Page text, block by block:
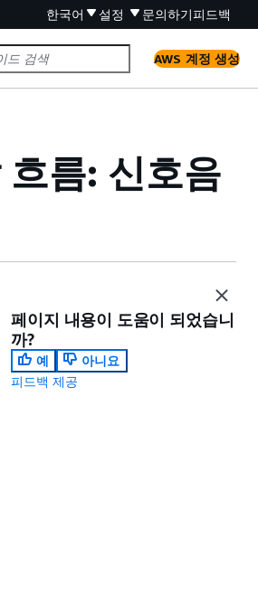
한국어 설정 문의하기피드백
AWS 계정 생성
름: 신호음
페이지 내용이 도움이 되었습니
까?
예
아니요
피드백 제공